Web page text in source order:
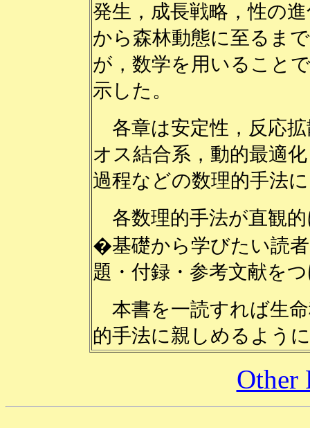
発生，成長戦略，性の
から森林動態に至るま
が，数学を用いること
示した。
各章は安定性，反応
オス結合系，動的最適
過程などの数理的手法
各数理的手法が直観
�基礎から学びたい読
題・付録・参考文献を
本書を一読すれば生
的手法に親しめるよう
Other